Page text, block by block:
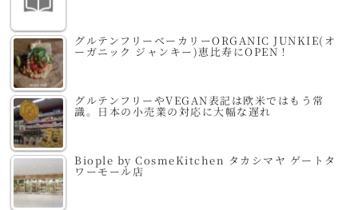
グルテンフリーベーカリーORGANIC JUNKIE(オ
ーガニック ジャンキー)恵比寿にOPEN！
グルテンフリーやVEGAN表記は欧米ではもう常
識。日本の小売業の対応に大幅な遅れ
Biople by CosmeKitchen タカシマヤ ゲートタ
ワーモール店